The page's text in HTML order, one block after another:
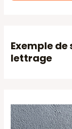
Exemple
lettrage